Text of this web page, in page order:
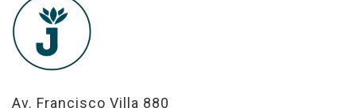
Av. Francisco Villa 880